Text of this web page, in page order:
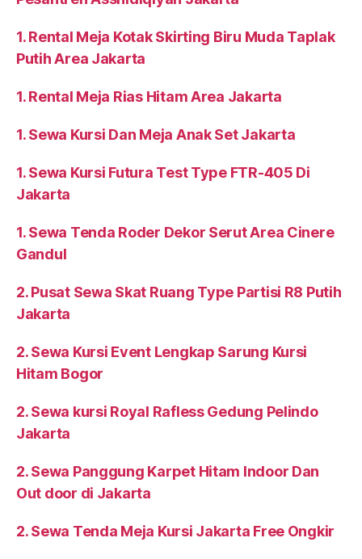
1. Rental Meja Kotak Skirting Biru Muda Taplak
Putih Area Jakarta
1. Rental Meja Rias Hitam Area Jakarta
1. Sewa Kursi Dan Meja Anak Set Jakarta
1. Sewa Kursi Futura Test Type FTR-405 Di
Jakarta
1. Sewa Tenda Roder Dekor Serut Area Cinere
Gandul
2. Pusat Sewa Skat Ruang Type Partisi R8 Putih
Jakarta
2. Sewa Kursi Event Lengkap Sarung Kursi
Hitam Bogor
2. Sewa kursi Royal Rafless Gedung Pelindo
Jakarta
2. Sewa Panggung Karpet Hitam Indoor Dan
Out door di Jakarta
2. Sewa Tenda Meja Kursi Jakarta Free Ongkir